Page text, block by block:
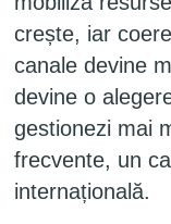
crește, iar
canale devine
devine o
gestionezi mai
frecvente, un
internațională.